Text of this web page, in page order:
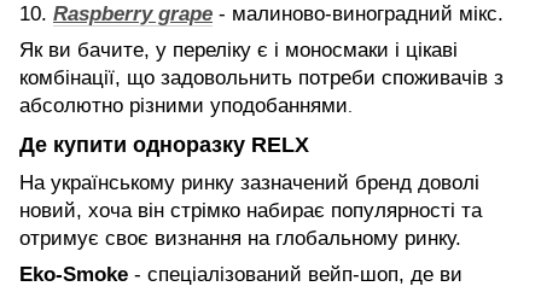
10. Raspberry grape - малиново-виноградний мікс.
Як ви бачите, у переліку є і моносмаки і цікаві
комбінації, що задовольнить потреби споживачів з
абсолютно різними уподобаннями
Де купити одноразку RELX
На українському ринку зазначений бренд доволі
новий, хоча він стрімко набирає популярності та
отримує своє визнання на глобальному ринку.
Eko-Smoke - спеціалізований вейп-шоп, де ви